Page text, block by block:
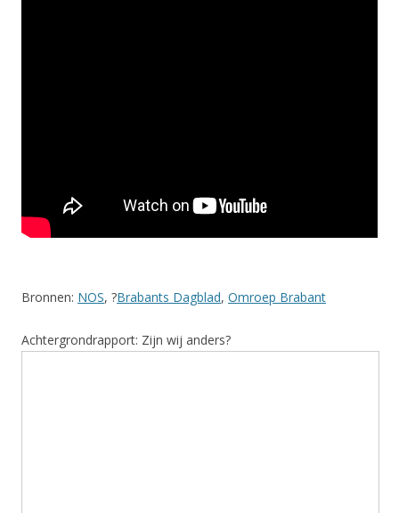
Bronnen: NOS, ?Brabants Dagblad, Omroep Brabant
Achtergrondrapport: Zijn wij anders?